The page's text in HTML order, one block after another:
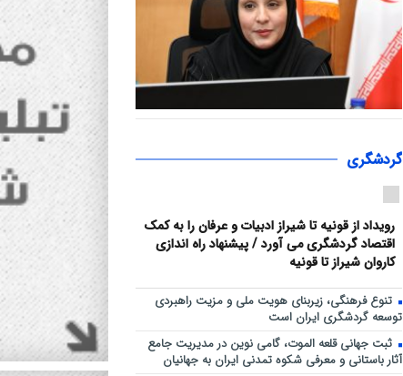
«سپاس» در میانرود شیراز طنین‌انداز شد/
گردشگری
رویداد از قونیه تا شیراز ادبیات و عرفان را به کمک
اقتصاد گردشگری می آورد / پیشنهاد راه اندازی
کاروان شیراز تا قونیه
تنوع فرهنگی، زیربنای هویت ملی و مزیت راهبردی
توسعه گردشگری ایران است
ثبت جهانی قلعه الموت، گامی نوین در مدیریت جامع
آثار باستانی و معرفی شکوه تمدنی ایران به جهانیان